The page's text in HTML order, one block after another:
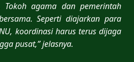
agama dan pemerintah
Seperti diajarkan para
koordinasi harus terus dijaga
pusat,” jelasnya.